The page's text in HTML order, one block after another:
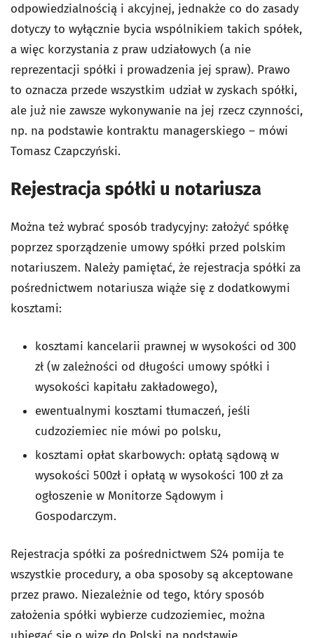
odpowiedzialnością i akcyjnej, jednakże co do zasady
dotyczy to wyłącznie bycia wspólnikiem takich spółek,
a więc korzystania z praw udziałowych (a nie
reprezentacji spółki i prowadzenia jej spraw). Prawo
to oznacza przede wszystkim udział w zyskach spółki,
ale już nie zawsze wykonywanie na jej rzecz czynności,
np. na podstawie kontraktu managerskiego – mówi
Tomasz Czapczyński.
Rejestracja spółki u notariusza
Można też wybrać sposób tradycyjny: założyć spółkę
poprzez sporządzenie umowy spółki przed polskim
notariuszem. Należy pamiętać, że rejestracja spółki za
pośrednictwem notariusza wiąże się z dodatkowymi
kosztami:
kosztami kancelarii prawnej w wysokości od 300
zł (w zależności od długości umowy spółki i
wysokości kapitału zakładowego),
ewentualnymi kosztami tłumaczeń, jeśli
cudzoziemiec nie mówi po polsku,
kosztami opłat skarbowych: opłatą sądową w
wysokości 500zł i opłatą w wysokości 100 zł za
ogłoszenie w Monitorze Sądowym i
Gospodarczym.
Rejestracja spółki za pośrednictwem S24 pomija te
wszystkie procedury, a oba sposoby są akceptowane
przez prawo. Niezależnie od tego, który sposób
założenia spółki wybierze cudzoziemiec, można